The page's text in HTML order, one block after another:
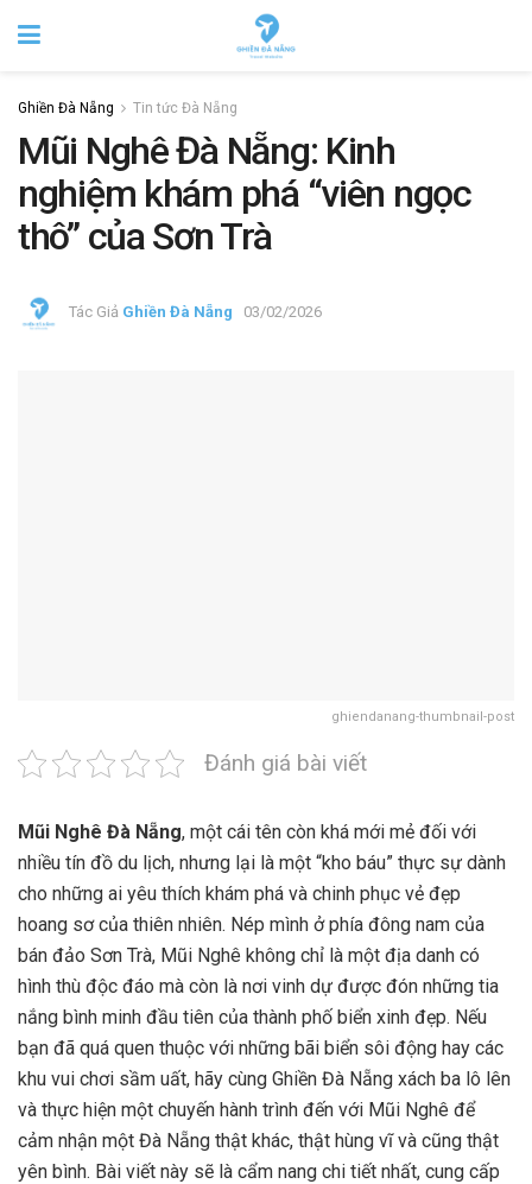
Ghiền Đà Nẵng Tin tức Đà Nẵng
Mũi Nghê Đà Nẵng: Kinh
nghiệm khám phá “viên ngọc
thô” của Sơn Trà
Tác Giả Ghiền Đà Nẵng 03/02/2026
ghiendanang-thumbnail-post
Đánh giá bài viết
Mũi Nghê Đà Nẵng, một cái tên còn khá mới mẻ đối với
nhiều tín đồ du lịch, nhưng lại là một “kho báu” thực sự dành
cho những ai yêu thích khám phá và chinh phục vẻ đẹp
hoang sơ của thiên nhiên. Nép mình ở phía đông nam của
bán đảo Sơn Trà, Mũi Nghê không chỉ là một địa danh có
hình thù độc đáo mà còn là nơi vinh dự được đón những tia
nắng bình minh đầu tiên của thành phố biển xinh đẹp. Nếu
bạn đã quá quen thuộc với những bãi biển sôi động hay các
khu vui chơi sầm uất, hãy cùng Ghiền Đà Nẵng xách ba lô lên
và thực hiện một chuyến hành trình đến với Mũi Nghê để
cảm nhận một Đà Nẵng thật khác, thật hùng vĩ và cũng thật
yên bình. Bài viết này sẽ là cẩm nang chi tiết nhất, cung cấp